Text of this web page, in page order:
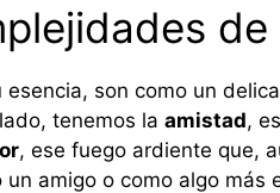
esencia, son como un
tenemos la amistad,
, ese fuego ardiente que,
un amigo o como algo